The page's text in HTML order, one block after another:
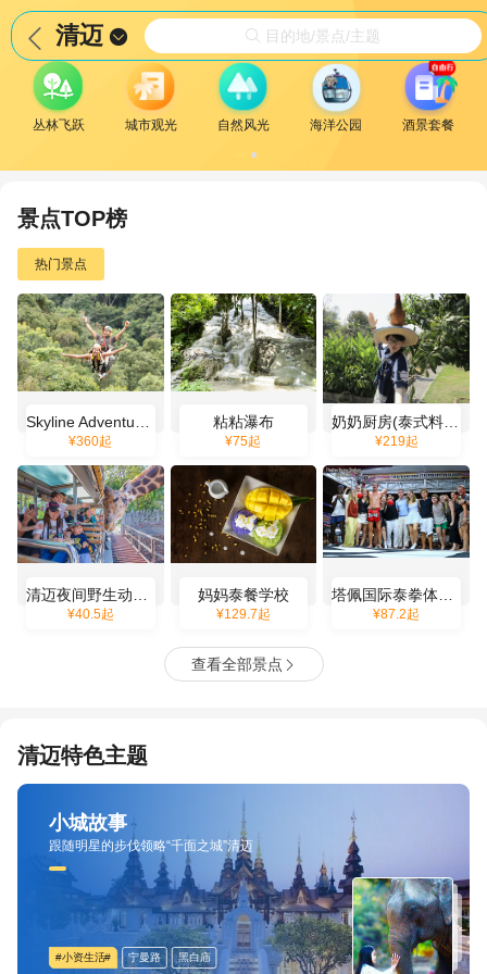
 清迈   目的地/景点/主题
丛林飞跃 城市观光 自然风光 海洋公园 酒景套餐
景点TOP榜
热门景点
Skyline Adventure 清迈丛林飞跃
¥360起
粘粘瀑布
¥75起
奶奶厨房(泰式料理烹饪厨艺学校)
¥219起
¥40.5起
妈妈泰餐学校
¥129.7起 ¥87.2起
查看全部景点 
清迈特色主题
小城故事
跟随明星的步伐领略“千面之城”清迈
#小资生活# 宁曼路 黑白庙